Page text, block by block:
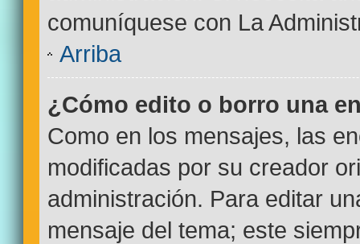
comuníquese con La
Arriba
¿Cómo edito o borro una
Como en los mensajes, las
modificadas por su creador
administración. Para editar
mensaje del tema; este